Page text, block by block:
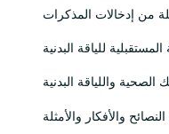
من إدخالات المذكرات
للياقة البدنية
الصحية واللياقة البدنية
والأفكار والأمثلة